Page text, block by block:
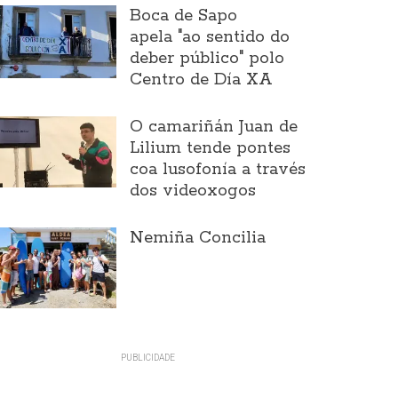
Boca de Sapo
apela "ao sentido do
deber público" polo
Centro de Día XA
O camariñán Juan de
Lilium tende pontes
coa lusofonía a través
dos videoxogos
Nemiña Concilia